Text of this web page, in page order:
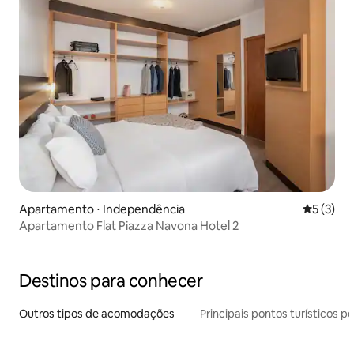
Apartamento ⋅ Independência 5 de
5 (3)
Apartamento Flat Piazza Navona Hotel 2
Destinos para conhecer
Outros tipos de acomodações Principais pontos turísticos